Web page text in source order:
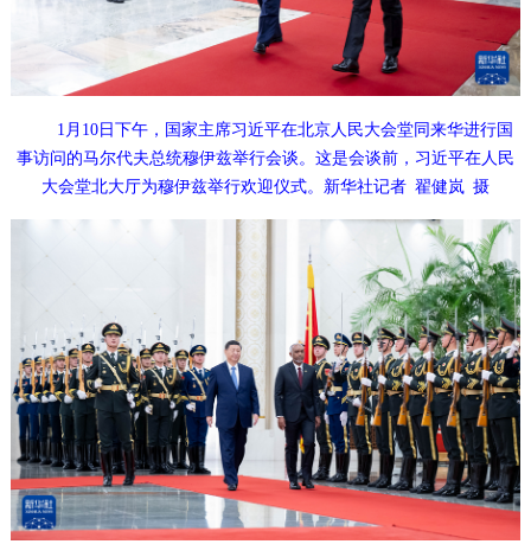
1月10日下午，国家主席习近平在北京人民大会堂同来华进行国
事访问的马尔代夫总统穆伊兹举行会谈。这是会谈前，习近平在人民
大会堂北大厅为穆伊兹举行欢迎仪式。新华社记者 翟健岚 摄